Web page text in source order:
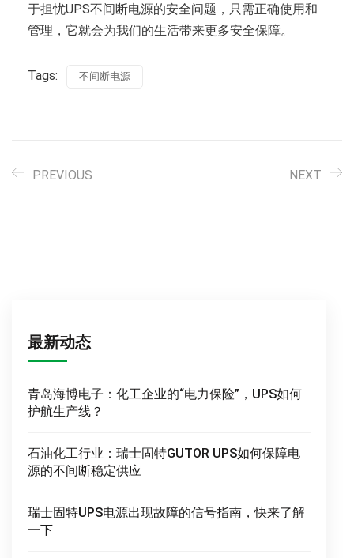
于担忧UPS不间断电源的安全问题，只需正确使用和
管理，它就会为我们的生活带来更多安全保障。
Tags: 不间断电源
PREVIOUS NEXT
最新动态
青岛海博电子：化工企业的“电力保险”，UPS如何
护航生产线？
石油化工行业：瑞士固特GUTOR UPS如何保障电
源的不间断稳定供应
瑞士固特UPS电源出现故障的信号指南，快来了解
一下